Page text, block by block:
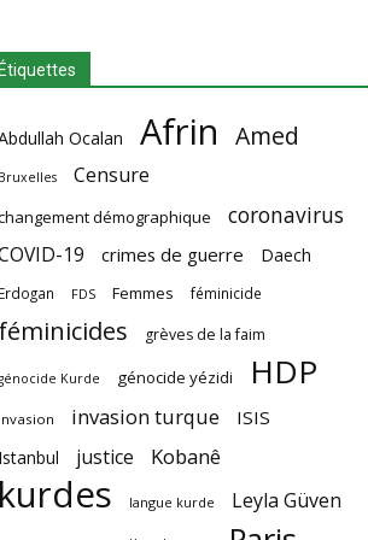
Ocalan Afrin Amed
Censure
démographique coronavirus
19 crimes de guerre Daech
FDS Femmes féminicide
grèves de la faim
Kurde génocide yézidi HDP
invasion turque ISIS
justice Kobanê
langue kurde Leyla Güven